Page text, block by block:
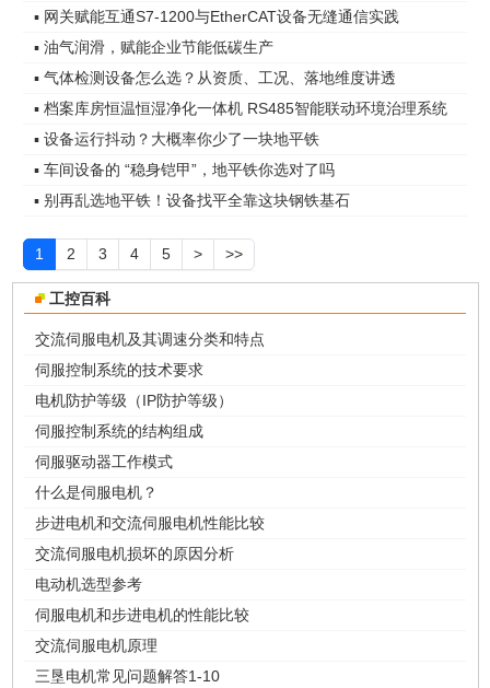
▪ 网关赋能互通S7-1200与EtherCAT设备无缝通信实践
▪ 油气润滑，赋能企业节能低碳生产
▪ 气体检测设备怎么选？从资质、工况、落地维度讲透
▪ 档案库房恒温恒湿净化一体机 RS485智能联动环境治理系统
▪ 设备运行抖动？大概率你少了一块地平铁
▪ 车间设备的 “稳身铠甲”，地平铁你选对了吗
▪ 别再乱选地平铁！设备找平全靠这块钢铁基石
1 2 3 4 5 > >>
工控百科
交流伺服电机及其调速分类和特点
伺服控制系统的技术要求
电机防护等级（IP防护等级）
伺服控制系统的结构组成
伺服驱动器工作模式
什么是伺服电机？
步进电机和交流伺服电机性能比较
交流伺服电机损坏的原因分析
电动机选型参考
伺服电机和步进电机的性能比较
交流伺服电机原理
三垦电机常见问题解答1-10